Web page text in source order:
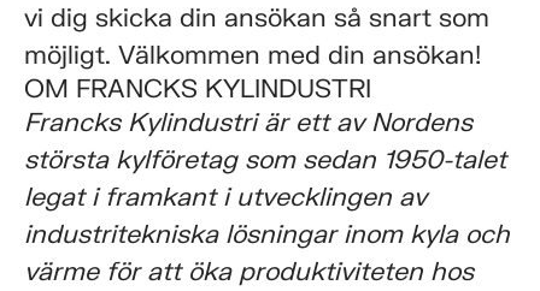
vi dig skicka din ansökan så snart som
möjligt. Välkommen med din ansökan!
OM FRANCKS KYLINDUSTRI
Francks Kylindustri är ett av Nordens
största kylföretag som sedan 1950-talet
legat i framkant i utvecklingen av
industritekniska lösningar inom kyla och
värme för att öka produktiviteten hos